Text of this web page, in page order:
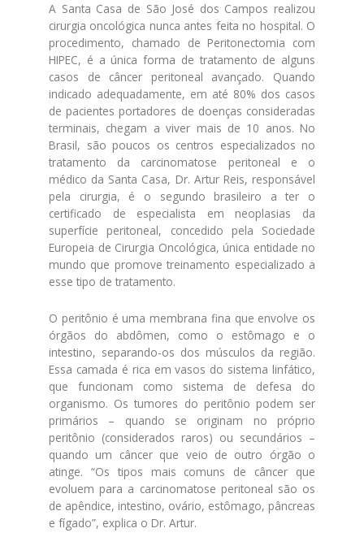
A Santa Casa de São José dos Campos realizou
cirurgia oncológica nunca antes feita no hospital. O
procedimento, chamado de Peritonectomia com
HIPEC, é a única forma de tratamento de alguns
casos de câncer peritoneal avançado. Quando
indicado adequadamente, em até 80% dos casos
de pacientes portadores de doenças consideradas
terminais, chegam a viver mais de 10 anos. No
Brasil, são poucos os centros especializados no
tratamento da carcinomatose peritoneal e o
médico da Santa Casa, Dr. Artur Reis, responsável
pela cirurgia, é o segundo brasileiro a ter o
certificado de especialista em neoplasias da
superfície peritoneal, concedido pela Sociedade
Europeia de Cirurgia Oncológica, única entidade no
mundo que promove treinamento especializado a
esse tipo de tratamento.
O peritônio é uma membrana fina que envolve os
órgãos do abdômen, como o estômago e o
intestino, separando-os dos músculos da região.
Essa camada é rica em vasos do sistema linfático,
que funcionam como sistema de defesa do
organismo. Os tumores do peritônio podem ser
primários – quando se originam no próprio
peritônio (considerados raros) ou secundários –
quando um câncer que veio de outro órgão o
atinge. “Os tipos mais comuns de câncer que
evoluem para a carcinomatose peritoneal são os
de apêndice, intestino, ovário, estômago, pâncreas
e fígado”, explica o Dr. Artur.